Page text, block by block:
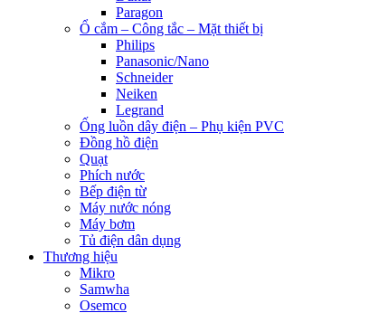
Paragon
Ổ cắm – Công tắc – Mặt thiết bị
Philips
Panasonic/Nano
Schneider
Neiken
Legrand
Ống luồn dây điện – Phụ kiện PVC
Đồng hồ điện
Quạt
Phích nước
Bếp điện từ
Máy nước nóng
Máy bơm
Tủ điện dân dụng
Thương hiệu
Mikro
Samwha
Osemco